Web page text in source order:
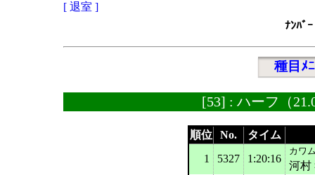
[ 退室 ]
ﾅﾝﾊﾞｰ
種目ﾒ
[53] : ハーフ（
順位 No.
タイム
1
5327 1:20:16
カワ
河村